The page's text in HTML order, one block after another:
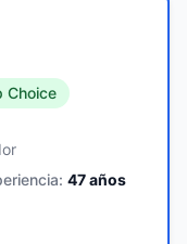
Choice
47años